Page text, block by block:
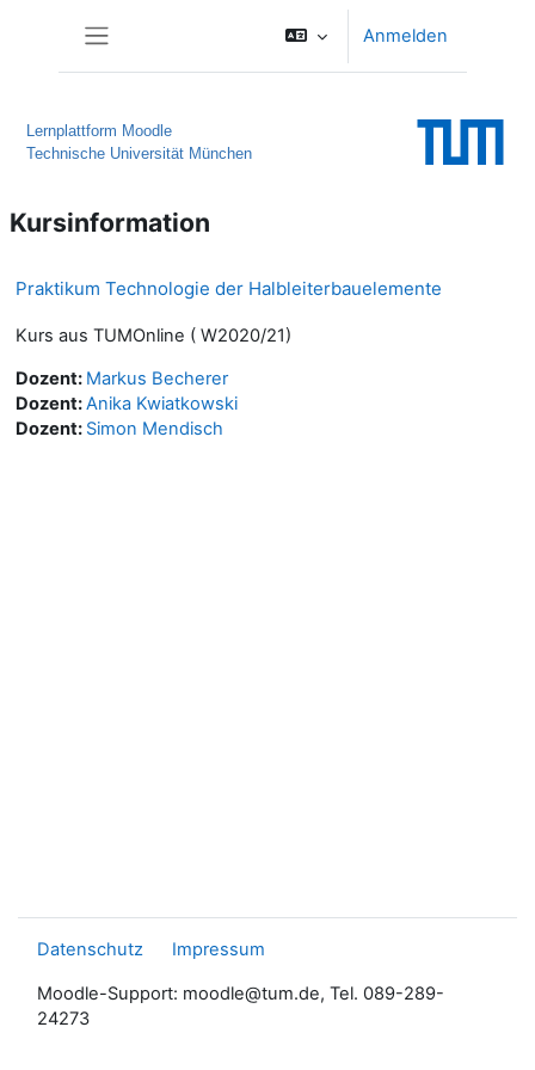
Anmelden
Lernplattform Moodle
Technische Universität München
Kursinformation
Praktikum Technologie der Halbleiterbauelemente
Kurs aus TUMOnline ( W2020/21)
Dozent: Markus Becherer
Dozent:Anika Kwiatkowski
Dozent: Simon Mendisch
Datenschutz Impressum
Moodle-Support: moodle@tum.de, Tel. 089-289-
24273